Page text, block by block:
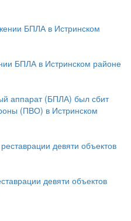
БПЛА в Истринском районе
аппарат (БПЛА) был сбит
(ПВО) в Истринском
девяти объектов